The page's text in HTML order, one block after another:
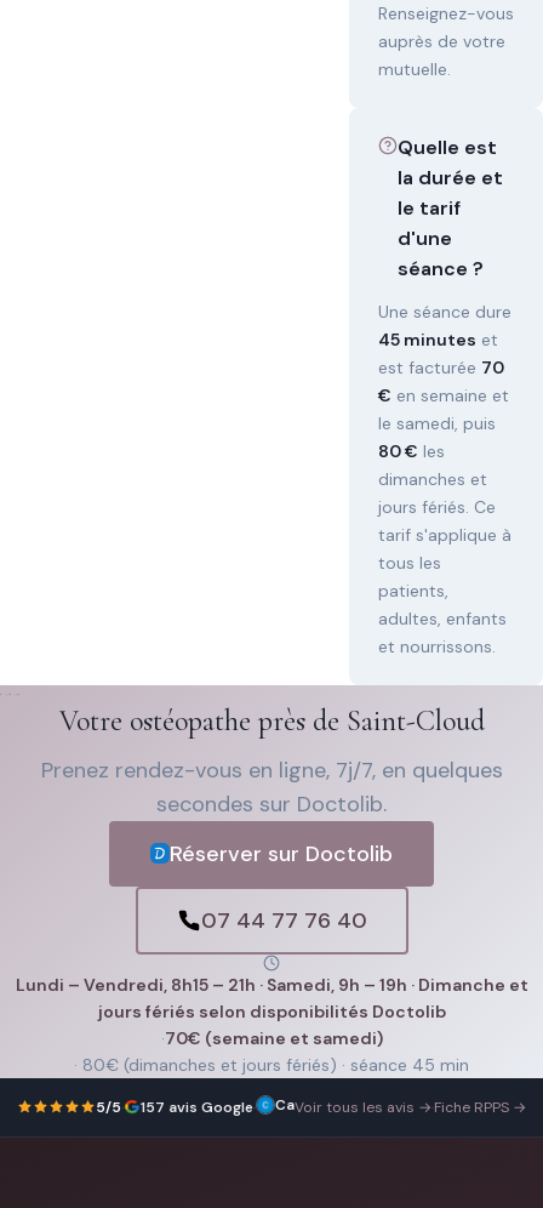
Renseignez-vous
auprès de votre
mutuelle.
Quelle est
la durée et
le tarif
d'une
séance ?
Une séance dure
45 minutes et
est facturée 70
€ en semaine et
le samedi, puis
80 € les
dimanches et
jours fériés. Ce
tarif s'applique à
tous les
patients,
adultes, enfants
et nourrissons.
Votre ostéopathe près de Saint-Cloud
Prenez rendez-vous en ligne, 7j/7, en quelques
secondes sur Doctolib.
Réserver sur Doctolib
07 44 77 76 40
Lundi – Vendredi, 8h15 – 21h · Samedi, 9h – 19h · Dimanche et
jours fériés selon disponibilités Doctolib
·70€ (semaine et samedi)
· 80€ (dimanches et jours fériés) · séance 45 min
5/5· 157 avis Google· Camille Carrat 5 décembre 2025
Athina
m’a
Voir tous les avis →·Fiche RPPS →